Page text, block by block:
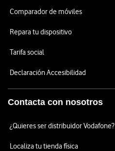
Comparador de móviles
Repara tu dispositivo
Tarifa social
Declaración Accesibilidad
Contacta con nosotros
¿Quieres ser distribuidor Vodafone?
Localiza tu tienda física